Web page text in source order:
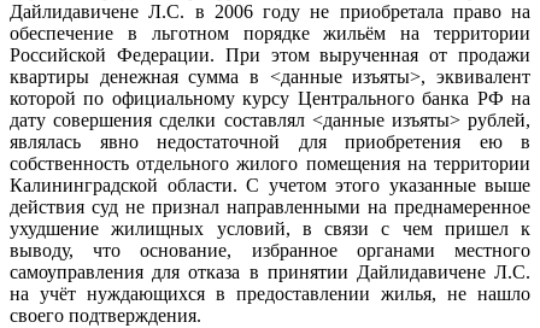
Дайлидавичене Л.С. в 2006 году не приобретала право на
обеспечение в льготном порядке жильём на территории
Российской Федерации. При этом вырученная от продажи
квартиры денежная сумма в <данные изъяты>, эквивалент
которой по официальному курсу Центрального банка РФ на
дату совершения сделки составлял <данные изъяты> рублей,
являлась явно недостаточной для приобретения ею в
собственность отдельного жилого помещения на территории
Калининградской области. С учетом этого указанные выше
действия суд не признал направленными на преднамеренное
ухудшение жилищных условий, в связи с чем пришел к
выводу, что основание, избранное органами местного
самоуправления для отказа в принятии Дайлидавичене Л.С.
на учёт нуждающихся в предоставлении жилья, не нашло
своего подтверждения.